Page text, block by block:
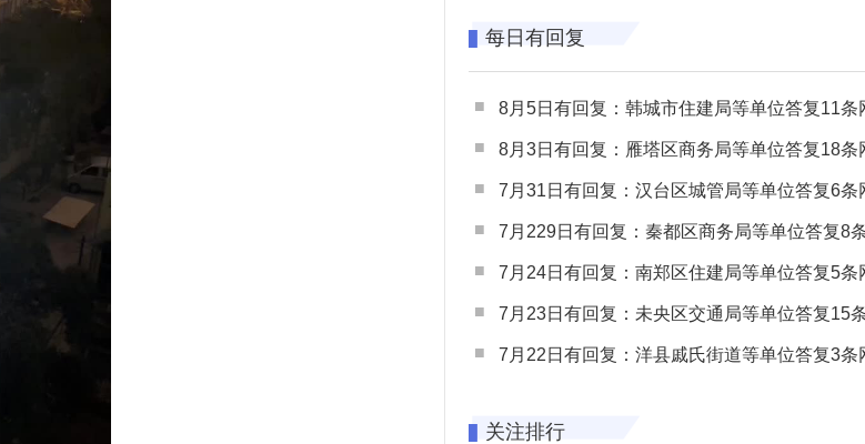
每日有回复
8月5日有回复：韩城市住建局等单位答复11条网民
8月3日有回复：雁塔区商务局等单位答复18条网民
7月31日有回复：汉台区城管局等单位答复6条网民
7月229日有回复：秦都区商务局等单位答复8条网民
7月24日有回复：南郑区住建局等单位答复5条网民
7月23日有回复：未央区交通局等单位答复15条网民
7月22日有回复：洋县戚氏街道等单位答复3条网民
关注排行